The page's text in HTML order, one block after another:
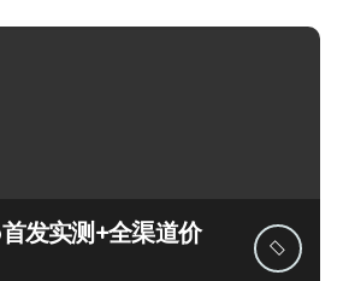
发实测+全渠道价